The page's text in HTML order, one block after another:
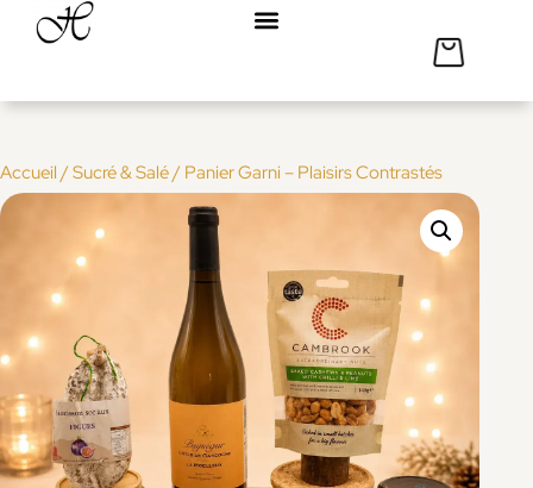
Accueil /Sucré & Salé/ Panier Garni – Plaisirs Contrastés